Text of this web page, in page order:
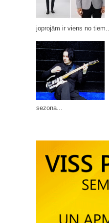
joprojām ir viens no tiem...
sezona...